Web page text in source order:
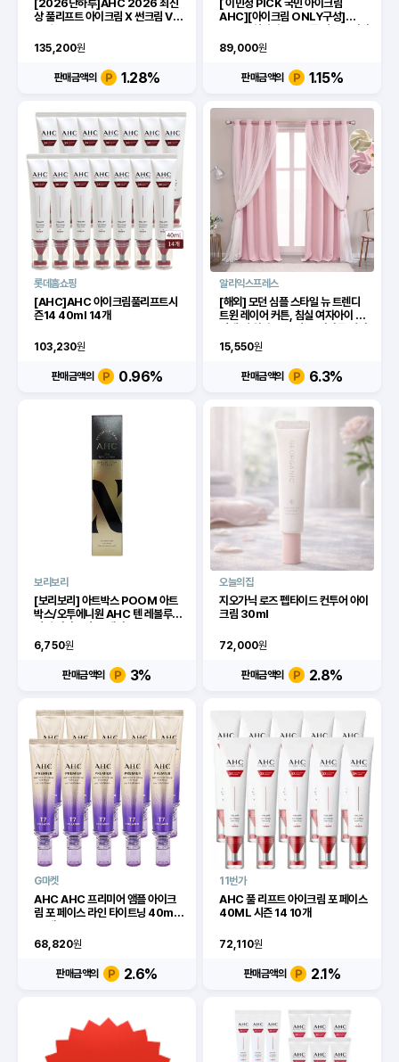
[2026단하루]AHC 2026 최신
상 풀리프트 아이크림 X 썬크림 VIP
135,200원
판매금액의 1.28%
[ 이민정 PICK 국민 아이크림
AHC][아이크림 ONLY구성]
크림 포 페이스 +무이자3개월
89,000원
판매금액의 1.15%
롯데홈쇼핑
[AHC]AHC 아이크림풀리프트시
즌14 40ml 14개
103,230원
판매금액의 0.96%
알리익스프레스
[해외] 모던 심플 스타일 뉴 트렌디
트윈 레이어 커튼, 침실 여자아이 크
시리즈
15,550원
판매금액의 6.3%
보리보리
[보리보리] 아트박스 POOM 아트
박스/오투에니원 AHC 텐 레볼루션
6,750원
판매금액의 3%
오늘의집
지오가닉 로즈 펩타이드 컨투어 아이
크림 30ml
72,000원
판매금액의 2.8%
G마켓
AHC AHC 프리미어 앰플 아이크
림 포 페이스 라인 타이트닝 40ml
68,820원
판매금액의 2.6%
11번가
AHC 풀 리프트 아이크림 포 페이스
40ML 시즌 14 10개
72,110원
판매금액의 2.1%